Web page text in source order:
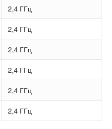
2,4 ГГц
2,4 ГГц
2,4 ГГц
2,4 ГГц
2,4 ГГц
2,4 ГГц